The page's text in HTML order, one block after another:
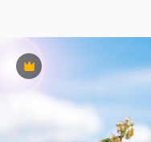
Premium